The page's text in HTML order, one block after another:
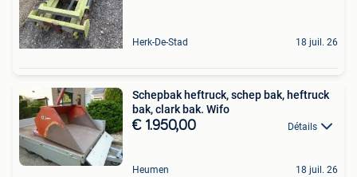
Herk-De-Stad 18 juil. 26
Schepbak heftruck, schep bak, heftruck
bak, clark bak. Wifo
€ 1.950,00 Détails
Heumen 18 juil. 26